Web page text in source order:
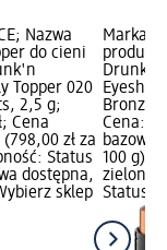
Nazwa
do cieni
Topper 020
2,5 g;
Cena
zł za
Status
dostępna,
sklep
Marka:
Drunk'n
Cena:
bazowa:
100 g);
zielony
Status